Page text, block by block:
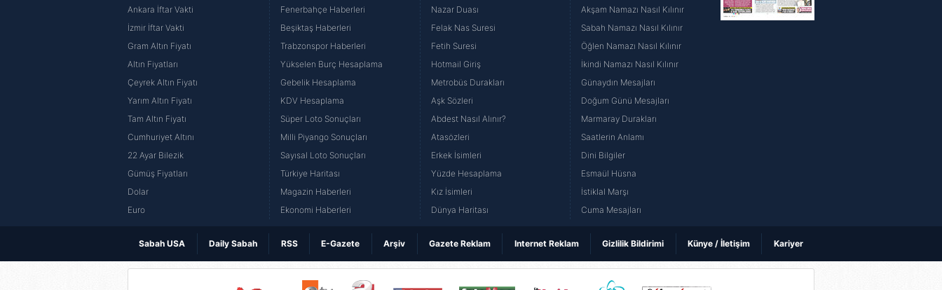
Ankara İftar Vakti
İzmir İftar Vakti
Gram Altın Fiyatı
Altın Fiyatları
Çeyrek Altın Fiyatı
Yarım Altın Fiyatı
Tam Altın Fiyatı
Cumhuriyet Altını
22 Ayar Bilezik
Gümüş Fiyatları
Dolar
Euro
Fenerbahçe Haberleri
Beşiktaş Haberleri
Trabzonspor Haberleri
Yükselen Burç Hesaplama
Gebelik Hesaplama
KDV Hesaplama
Süper Loto Sonuçları
Milli Piyango Sonuçları
Sayısal Loto Sonuçları
Türkiye Haritası
Magazin Haberleri
Ekonomi Haberleri
Nazar Duası
Felak Nas Suresi
Fetih Suresi
Hotmail Giriş
Metrobüs Durakları
Aşk Sözleri
Abdest Nasıl Alınır?
Atasözleri
Erkek İsimleri
Yüzde Hesaplama
Kız İsimleri
Dünya Haritası
Akşam Namazı Nasıl Kılınır
Sabah Namazı Nasıl Kılınır
Öğlen Namazı Nasıl Kılınır
İkindi Namazı Nasıl Kılınır
Günaydın Mesajları
Doğum Günü Mesajları
Marmaray Durakları
Saatlerin Anlamı
Dini Bilgiler
Esmaül Hüsna
İstiklal Marşı
Cuma Mesajları
Sabah USA Daily Sabah RSS E-Gazete Arşiv Gazete Reklam Internet Reklam Gizlilik Bildirimi Künye / İletişim Kariyer